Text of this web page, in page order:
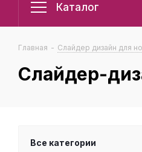
Каталог
Главная - Слайдер дизайн для
Слайдер-
Все категории